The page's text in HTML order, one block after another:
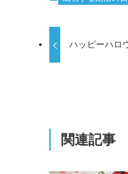
ハッピーハロ
関連記事